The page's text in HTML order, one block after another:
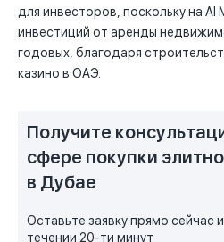
для инвесторов, поскольку на Al
инвестиций от аренды
годовых, благодаря
казино в ОАЭ.
Получите
сфере покупки
в Дубае
Оставьте заявку прямо сейчас
течении 20-ти минут